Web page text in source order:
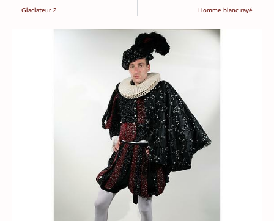
Gladiateur 2 Homme blanc rayé